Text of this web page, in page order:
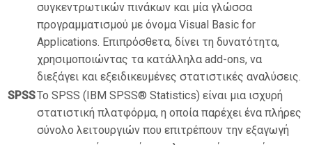
συγκεντρωτικών πινάκων και μία γλώσσα
προγραμματισμού με όνομα Visual Basic for
Applications. Επιπρόσθετα, δίνει τη δυνατότητα,
χρησιμοποιώντας τα κατάλληλα add-ons, να
διεξάγει και εξειδικευμένες στατιστικές αναλύσεις.
SPSSΤο SPSS (IBM SPSS® Statistics) είναι μια ισχυρή
στατιστική πλατφόρμα, η οποία παρέχει ένα πλήρες
σύνολο λειτουργιών που επιτρέπουν την εξαγωγή